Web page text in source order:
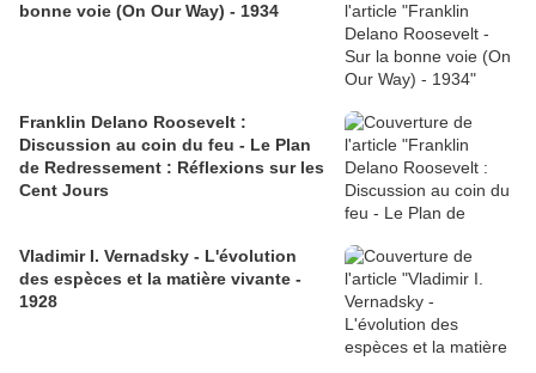
bonne voie (On Our Way) - 1934
Franklin Delano Roosevelt :
Discussion au coin du feu - Le Plan
de Redressement : Réflexions sur les
Cent Jours
Vladimir I. Vernadsky - L'évolution
des espèces et la matière vivante -
1928